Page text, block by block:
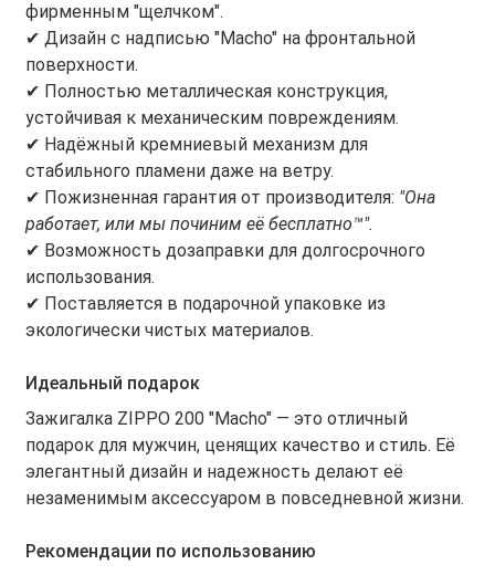
фирменным "щелчком".
✔ Дизайн с надписью "Macho" на фронтальной
поверхности.
✔ Полностью металлическая конструкция,
устойчивая к механическим повреждениям.
✔ Надёжный кремниевый механизм для
стабильного пламени даже на ветру.
✔ Пожизненная гарантия от производителя: "Она
работает, или мы починим её бесплатно™".
✔ Возможность дозаправки для долгосрочного
использования.
✔ Поставляется в подарочной упаковке из
экологически чистых материалов.
Идеальный подарок
Зажигалка ZIPPO 200 "Macho" — это отличный
подарок для мужчин, ценящих качество и стиль. Её
элегантный дизайн и надежность делают её
незаменимым аксессуаром в повседневной жизни.
Рекомендации по использованию